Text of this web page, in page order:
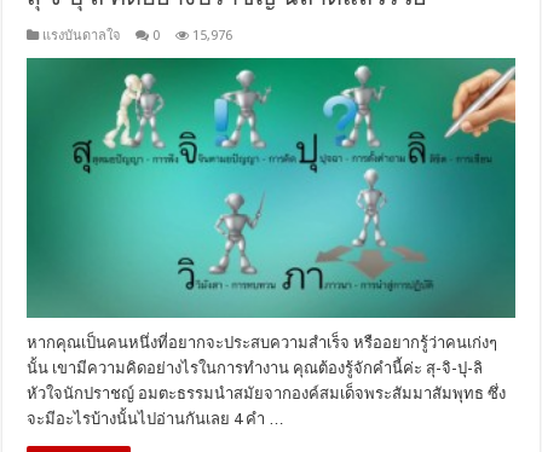
แรงบันดาลใจ 0 15,976
หากคุณเป็นคนหนึ่งที่อยากจะประสบความสำเร็จ หรืออยากรู้ว่าคนเก่งๆ
นั้น เขามีความคิดอย่างไรในการทำงาน คุณต้องรู้จักคำนี้ค่ะ สุ-จิ-ปุ-ลิ
หัวใจนักปราชญ์ อมตะธรรมนำสมัยจากองค์สมเด็จพระสัมมาสัมพุทธ ซึ่ง
จะมีอะไรบ้างนั้นไปอ่านกันเลย 4 คำ …